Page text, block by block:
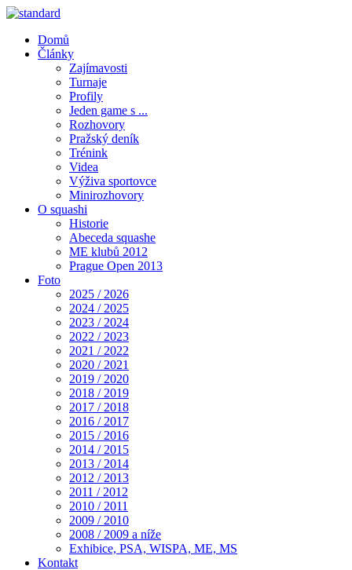
Domů
Články
Zajímavosti
Turnaje
Profily
Jeden game s ...
Rozhovory
Pražský deník
Trénink
Videa
Výživa sportovce
Minirozhovory
O squashi
Historie
Abeceda squashe
ME klubů 2012
Prague Open 2013
Foto
2025 / 2026
2024 / 2025
2023 / 2024
2022 / 2023
2021 / 2022
2020 / 2021
2019 / 2020
2018 / 2019
2017 / 2018
2016 / 2017
2015 / 2016
2014 / 2015
2013 / 2014
2012 / 2013
2011 / 2012
2010 / 2011
2009 / 2010
2008 / 2009 a níže
Exhibice, PSA, WISPA, ME, MS
Kontakt